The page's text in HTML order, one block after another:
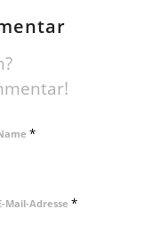
*
Mail-Adresse *